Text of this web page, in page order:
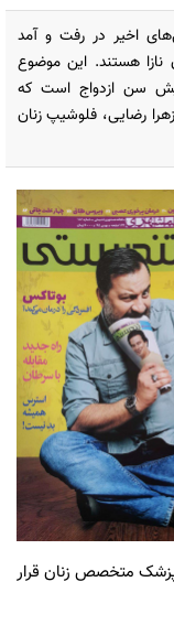
اخیر در رفت و آمد
حدود 15 تا 20 درصدشان نازا هستند. این موضوع
سن ازدواج است که
رضایی، فلوشیپ زنان
متخصص زنان قرار